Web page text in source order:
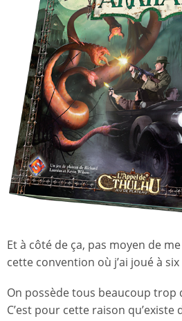
Et à côté de ça, pas moyen de
cette convention où j’ai joué à
On possède tous beaucoup trop
C’est pour cette raison